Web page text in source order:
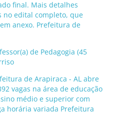
final. Mais detalhes
no edital completo, que
anexo. Prefeitura de
de Pedagogia (45
de Arapiraca - AL abre
vagas na área de educação
médio e superior com
horária variada Prefeitura